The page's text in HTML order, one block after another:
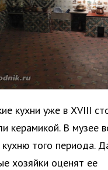
кухни уже в XVIII
керамикой. В музее
того периода.
хозяйки оценят ее